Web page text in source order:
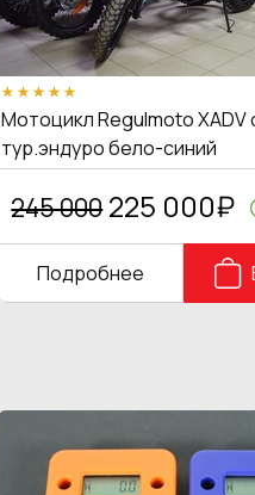
Мотоцикл Regulmoto XADV
тур.эндуро бело-синий
245 000 225 000₽
Подробнее